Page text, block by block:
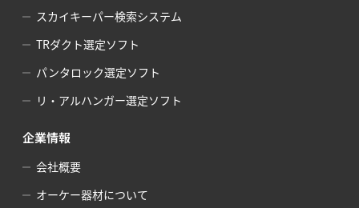
スカイキーパー検索システム
TRダクト選定ソフト
パンタロック選定ソフト
リ・アルハンガー選定ソフト
企業情報
会社概要
オーケー器材について